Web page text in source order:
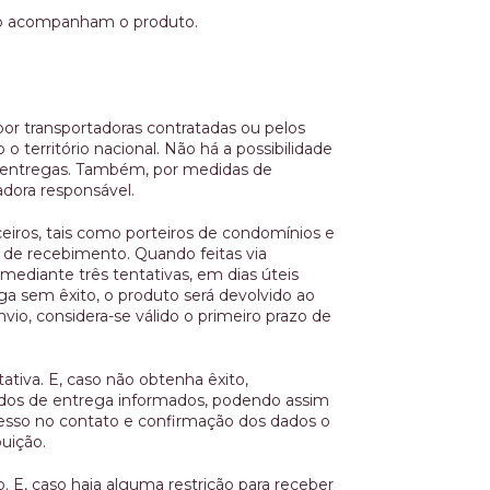
acompanham o produto.
transportadoras contratadas ou pelos
território nacional. Não há a possibilidade
Também, por medidas de
responsável.
tais como porteiros de condomínios e
recebimento. Quando feitas via
três tentativas, em dias úteis
sem êxito, o produto será devolvido ao
considera-se válido o primeiro prazo de
E, caso não obtenha êxito,
de entrega informados, podendo assim
no contato e confirmação dos dados o
caso haja alguma restrição para receber